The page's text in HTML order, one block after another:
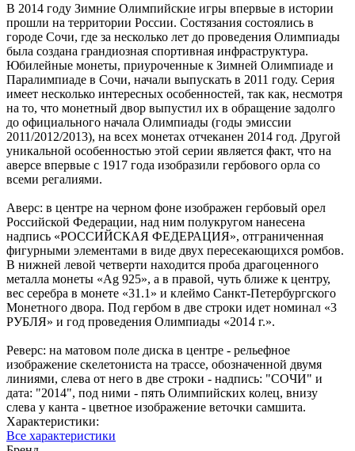
В 2014 году Зимние Олимпийские игры впервые в истории
прошли на территории России. Состязания состоялись в
городе Сочи, где за несколько лет до проведения Олимпиады
была создана грандиозная спортивная инфраструктура.
Юбилейные монеты, приуроченные к Зимней Олимпиаде и
Паралимпиаде в Сочи, начали выпускать в 2011 году. Серия
имеет несколько интересных особенностей, так как, несмотря
на то, что монетный двор выпустил их в обращение задолго
до официального начала Олимпиады (годы эмиссии
2011/2012/2013), на всех монетах отчеканен 2014 год. Другой
уникальной особенностью этой серии является факт, что на
аверсе впервые с 1917 года изобразили гербового орла со
всеми регалиями.
Аверс: в центре на черном фоне изображен гербовый орел
Российской Федерации, над ним полукругом нанесена
надпись «РОССИЙСКАЯ ФЕДЕРАЦИЯ», отграниченная
фигурными элементами в виде двух пересекающихся ромбов.
В нижней левой четверти находится проба драгоценного
металла монеты «Ag 925», а в правой, чуть ближе к центру,
вес серебра в монете «31.1» и клеймо Санкт-Петербургского
Монетного двора. Под гербом в две строки идет номинал «3
РУБЛЯ» и год проведения Олимпиады «2014 г.».
Реверс: на матовом поле диска в центре - рельефное
изображение скелетониста на трассе, обозначенной двумя
линиями, слева от него в две строки - надпись: "СОЧИ" и
дата: "2014", под ними - пять Олимпийских колец, внизу
слева у канта - цветное изображение веточки самшита.
Характеристики:
Все характеристики